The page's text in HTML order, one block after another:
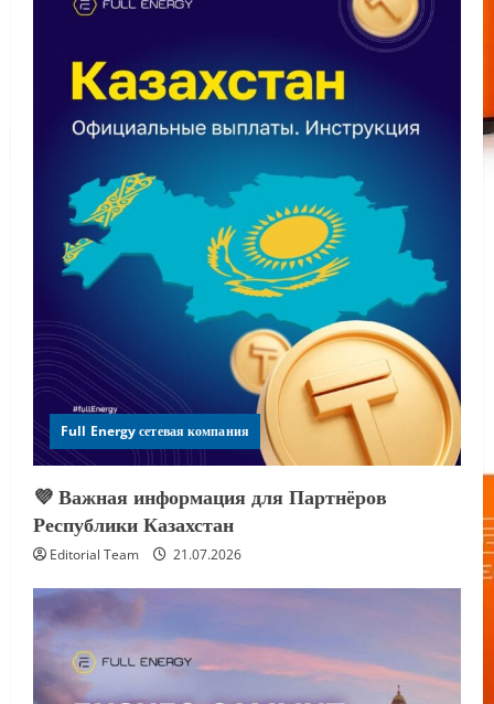
Full Energy сетевая компания
💜 Важная информация для Партнёров
Республики Казахстан
Editorial Team 21.07.2026